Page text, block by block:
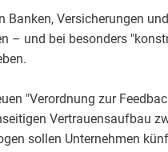
Versicherungen
– und bei besonders
"Verordnung zur
Vertrauensaufbau
sollen Unternehmen